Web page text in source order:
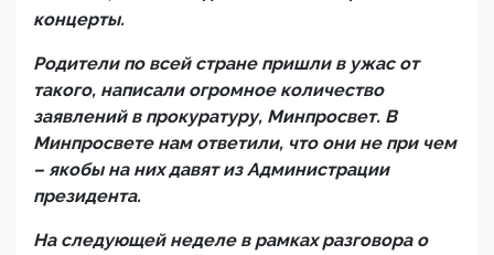
концерты.
Родители по всей стране пришли в ужас от
такого, написали огромное количество
заявлений в прокуратуру, Минпросвет. В
Минпросвете нам ответили, что они не при чем
– якобы на них давят из Администрации
президента.
На следующей неделе в рамках разговора о